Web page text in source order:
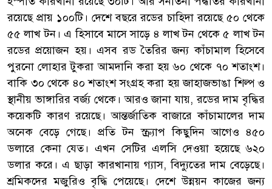
রয়েছে প্রায় ১০০টি। দেশে বছরে রডের চাহিদা রয়েছে ৫০ থেকে
৫৫ লাখ টন। এ হিসাবে মাসে সাড়ে ৪ লাখ টন থেকে ৫ লাখ টন
রডের প্রয়োজন হয়। এসব রড তৈরির জন্য কাঁচামাল হিসেবে
পুরনো লোহার টুকরা আমদানি করা হয় ৬০ থেকে ৭০ শতাংশ।
বাকি ৩০ থেকে ৪০ শতাংশ সংগ্রহ করা হয় জাহাজভাঙা শিল্প ও
স্থানীয় ভাঙ্গারির বর্জ্য থেকে। আরও জানা যায়, রডের দাম বৃদ্ধির
কয়েকটি কারণ রয়েছে। আন্তর্জাতিক বাজারে কাঁচামালের দাম
অনেক বেড়ে গেছে। প্রতি টন স্ক্র্যাপ কিছুদিন আগেও ৪৫০
ডলারে কেনা যেত। এখন সেটির এলসি দেওয়া হয়েছে ৬২০
ডলার করে। এ ছাড়া কারখানায় গ্যাস, বিদ্যুতের দাম বেড়েছে।
শ্রমিকদের মজুরিও বৃদ্ধি পেয়েছে। দেশে উন্নয়ন কাজের জন্য